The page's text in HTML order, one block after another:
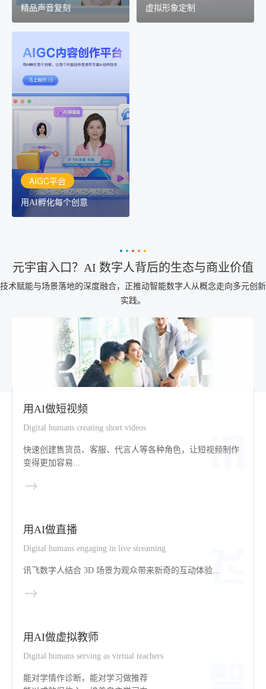
精品声音复刻 虚拟形象定制
AIGC平台
用AI孵化每个创意
AIGC平台
用AI孵化每个创意
讯飞AIGC平台：让每个创
作者都拥有自己的专注AI
创作助手
元宇宙入口？AI 数字人背后的生态与商业价值
技术赋能与场景落地的深度融合，正推动智能数字人从概念走向多元创新
实践。
用AI做短视频
Digital humans creating short videos
快速创建售货员、客服、代言人等各种角色，让短视频制作
变得更加容易...
用AI做直播
Digital humans engaging in live streaming
讯飞数字人结合 3D 场景为观众带来新奇的互动体验...
用AI做虚拟教师
Digital humans serving as virtual teachers
能对学情作诊断，能对学习做推荐